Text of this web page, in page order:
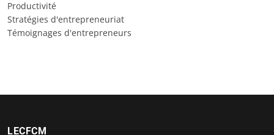
Productivité
Stratégies d'entrepreneuriat
Témoignages d'entrepreneurs
LECFCM